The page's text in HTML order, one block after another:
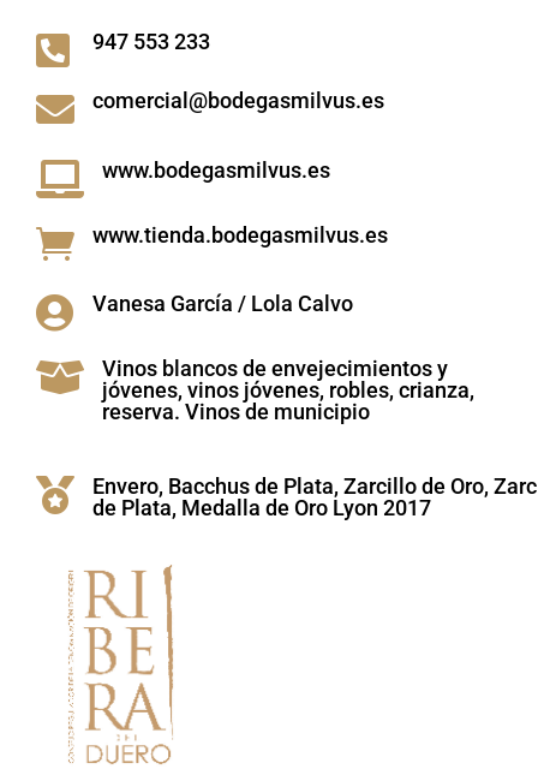
 947 553 233
 comercial@bodegasmilvus.es
 www.bodegasmilvus.es
 www.tienda.bodegasmilvus.es
 Vanesa García / Lola Calvo

Vinos blancos de envejecimientos y
jóvenes, vinos jóvenes, robles, crianza,
reserva. Vinos de municipio

Envero, Bacchus de Plata, Zarcillo de Oro,
de Plata, Medalla de Oro Lyon 2017